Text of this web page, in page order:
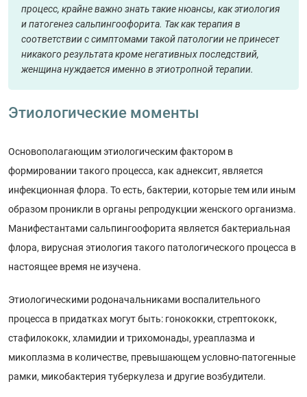
процесс, крайне важно знать такие нюансы, как этиология
и патогенез сальпингоофорита. Так как терапия в
соответствии с симптомами такой патологии не принесет
никакого результата кроме негативных последствий,
женщина нуждается именно в этиотропной терапии.
Этиологические моменты
Основополагающим этиологическим фактором в
формировании такого процесса, как аднексит, является
инфекционная флора. То есть, бактерии, которые тем или иным
образом проникли в органы репродукции женского организма.
Манифестантами сальпингоофорита является бактериальная
флора, вирусная этиология такого патологического процесса в
настоящее время не изучена.
Этиологическими родоначальниками воспалительного
процесса в придатках могут быть: гонококки, стрептококк,
стафилококк, хламидии и трихомонады, уреаплазма и
микоплазма в количестве, превышающем условно-патогенные
рамки, микобактерия туберкулеза и другие возбудители.